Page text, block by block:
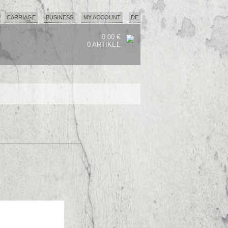
CARRIAGE BUSINESS MY ACCOUNT DE
0.00 €
0 ARTIKEL